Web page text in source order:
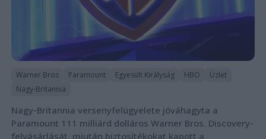
Warner Bros Paramount Egyesült Királyság HBO
Üzlet
Nagy-Britannia
Nagy-Britannia versenyfelügyelete jóváhagyta a
Paramount 111 milliárd dolláros Warner Bros. Discovery-
felvásárlását, miután biztosítékokat kapott a